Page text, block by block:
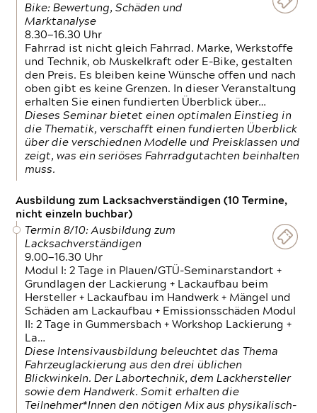
Bike: Bewertung, Schäden und
Marktanalyse
8.30—16.30 Uhr
Fahrrad ist nicht gleich Fahrrad. Marke, Werkstoffe
und Technik, ob Muskelkraft oder E-Bike, gestalten
den Preis. Es bleiben keine Wünsche offen und nach
oben gibt es keine Grenzen. In dieser Veranstaltung
erhalten Sie einen fundierten Überblick über…
Dieses Seminar bietet einen optimalen Einstieg in
die Thematik, verschafft einen fundierten Überblick
über die verschiednen Modelle und Preisklassen und
zeigt, was ein seriöses Fahrradgutachten beinhalten
muss.
Ausbildung zum Lacksachverständigen (10 Termine,
nicht einzeln buchbar)
Termin 8/10: Ausbildung zum
Lacksachverständigen
9.00—16.30 Uhr
Modul I: 2 Tage in Plauen/GTÜ-Seminarstandort +
Grundlagen der Lackierung + Lackaufbau beim
Hersteller + Lackaufbau im Handwerk + Mängel und
Schäden am Lackaufbau + Emissionsschäden Modul
II: 2 Tage in Gummersbach + Workshop Lackierung +
La…
Diese Intensivausbildung beleuchtet das Thema
Fahrzeuglackierung aus den drei üblichen
Blickwinkeln. Der Labortechnik, dem Lackhersteller
sowie dem Handwerk. Somit erhalten die
Teilnehmer*Innen den nötigen Mix aus physikalisch-